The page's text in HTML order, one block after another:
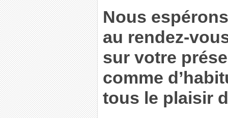
Nous
au rendez-
sur votre
comme
tous le plaisir